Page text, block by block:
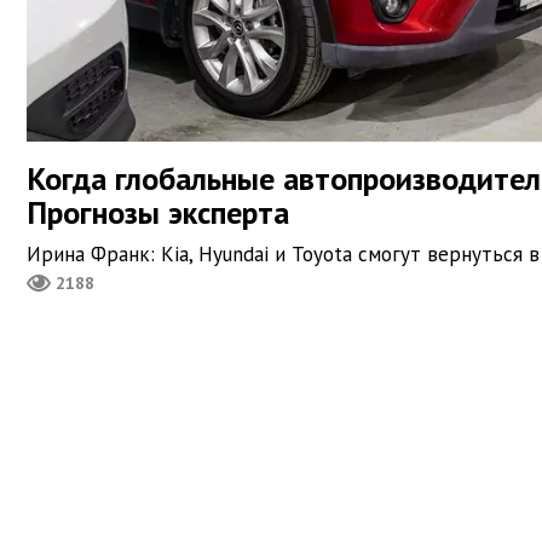
Когда глобальные
Прогнозы эксперта
Ирина Франк: Kia, Hyundai и Toyota смогут вернуться
2188